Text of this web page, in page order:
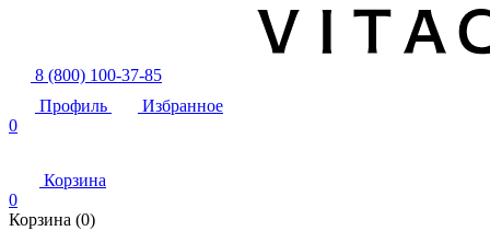
8 (800) 100-37-85
Профиль
Избранное
0
Корзина
0
Корзина (0)